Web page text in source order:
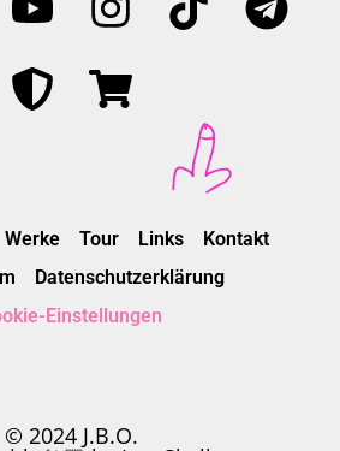
Werke Tour Links
Kontakt
Datenschutzerklärung
Einstellungen
© 2024 J.B.O.